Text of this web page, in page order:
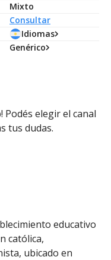
Mixto
Consultar
Idiomas
Genérico
Podés elegir el canal
tus dudas.
educativo
católica,
ubicado en